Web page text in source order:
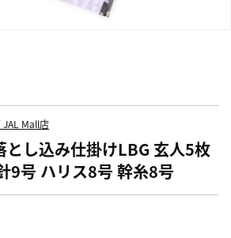
JAL Mall店
とし込み仕掛けLBG 玄人5枚
9号 ハリス8号 幹糸8号